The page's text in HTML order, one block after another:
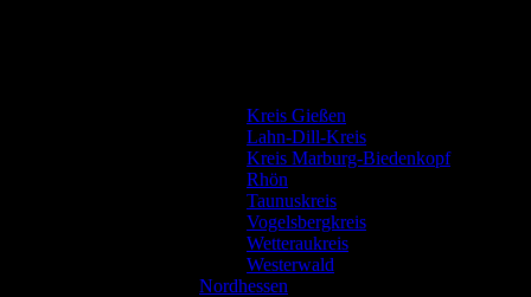
Kreis Gießen
Lahn-Dill-Kreis
Kreis Marburg-Biedenkopf
Rhön
Taunuskreis
Vogelsbergkreis
Wetteraukreis
Westerwald
Nordhessen